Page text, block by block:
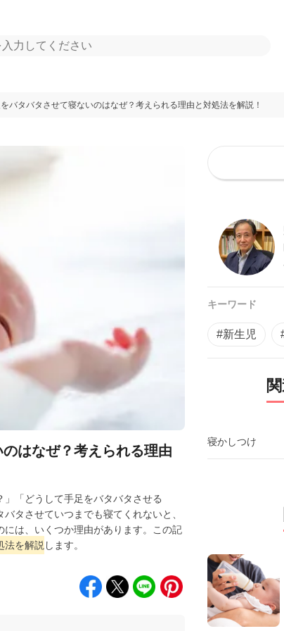
バタバタさせて寝ないのはなぜ？考えられる理由と対処法を解説！
はなぜ？考えられる理由
」「どうして手足をバタバタさせる
タさせていつまでも寝てくれないと、
は、いくつか理由があります。この記
法を解説 します。
キーワード
#新生児
寝かしつけ